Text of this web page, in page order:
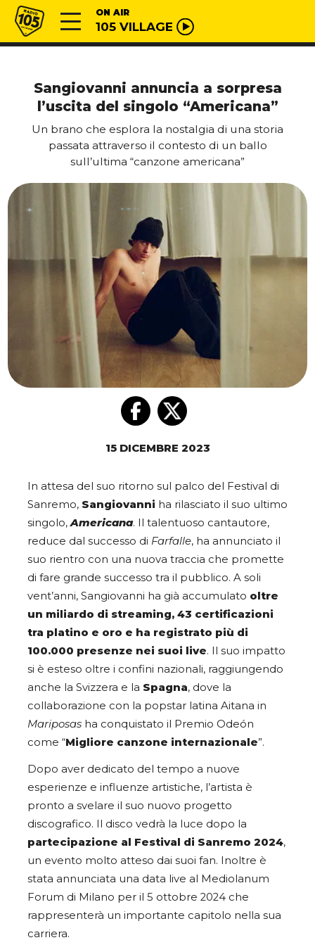
Vai al contenuto
Radio 105 ON AIR
105 VILLAGE
Sangiovanni annuncia a sorpresa
l’uscita del singolo “Americana”
Un brano che esplora la nostalgia di una storia
passata attraverso il contesto di un ballo
sull’ultima “canzone americana”
15 DICEMBRE 2023
In attesa del suo ritorno sul palco del Festival di
Sanremo, Sangiovanni ha rilasciato il suo ultimo
singolo,Americana. Il talentuoso cantautore,
reduce dal successo di Farfalle, ha annunciato il
suo rientro con una nuova traccia che promette
di fare grande successo tra il pubblico. A soli
vent’anni, Sangiovanni ha già accumulato oltre
un miliardo di streaming, 43 certificazioni
tra platino e oro e ha registrato più di
100.000 presenze nei suoi live. Il suo impatto
si è esteso oltre i confini nazionali, raggiungendo
anche la Svizzera e la Spagna, dove la
collaborazione con la popstar latina Aitana in
Mariposas ha conquistato il Premio Odeón
come “Migliore canzone internazionale”.
Dopo aver dedicato del tempo a nuove
esperienze e influenze artistiche, l’artista è
pronto a svelare il suo nuovo progetto
discografico. Il disco vedrà la luce dopo la
partecipazione al Festival di Sanremo 2024,
un evento molto atteso dai suoi fan. Inoltre è
stata annunciata una data live al Mediolanum
Forum di Milano per il 5 ottobre 2024 che
rappresenterà un importante capitolo nella sua
carriera.